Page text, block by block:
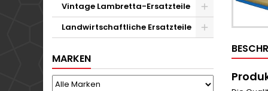
Vintage Lambretta-Ersatzteile
Landwirtschaftliche Ersatzteile
MARKEN